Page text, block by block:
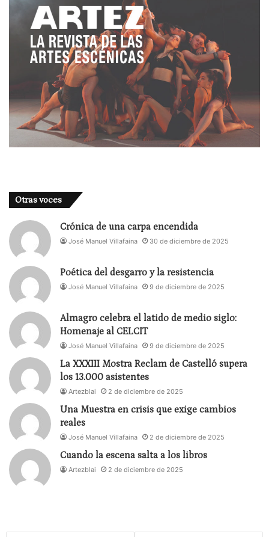
Otras voces
Crónica de una carpa encendida
José Manuel Villafaina 30 de diciembre de 2025
Poética del desgarro y la resistencia
José Manuel Villafaina 9 de diciembre de 2025
Almagro celebra el latido de medio siglo:
Homenaje al CELCIT
José Manuel Villafaina 9 de diciembre de 2025
La XXXIII Mostra Reclam de Castelló supera
los 13.000 asistentes
Artezblai 2 de diciembre de 2025
Una Muestra en crisis que exige cambios
reales
José Manuel Villafaina 2 de diciembre de 2025
Cuando la escena salta a los libros
Artezblai 2 de diciembre de 2025